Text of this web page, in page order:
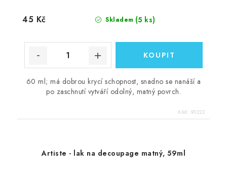
Skladem (5 ks)
45 Kč
60 ml; má dobrou krycí schopnost, snadno se nanáší a
po zaschnutí vytváří odolný, matný povrch.
Kód: 90222
Artiste - lak na decoupage matný, 59ml